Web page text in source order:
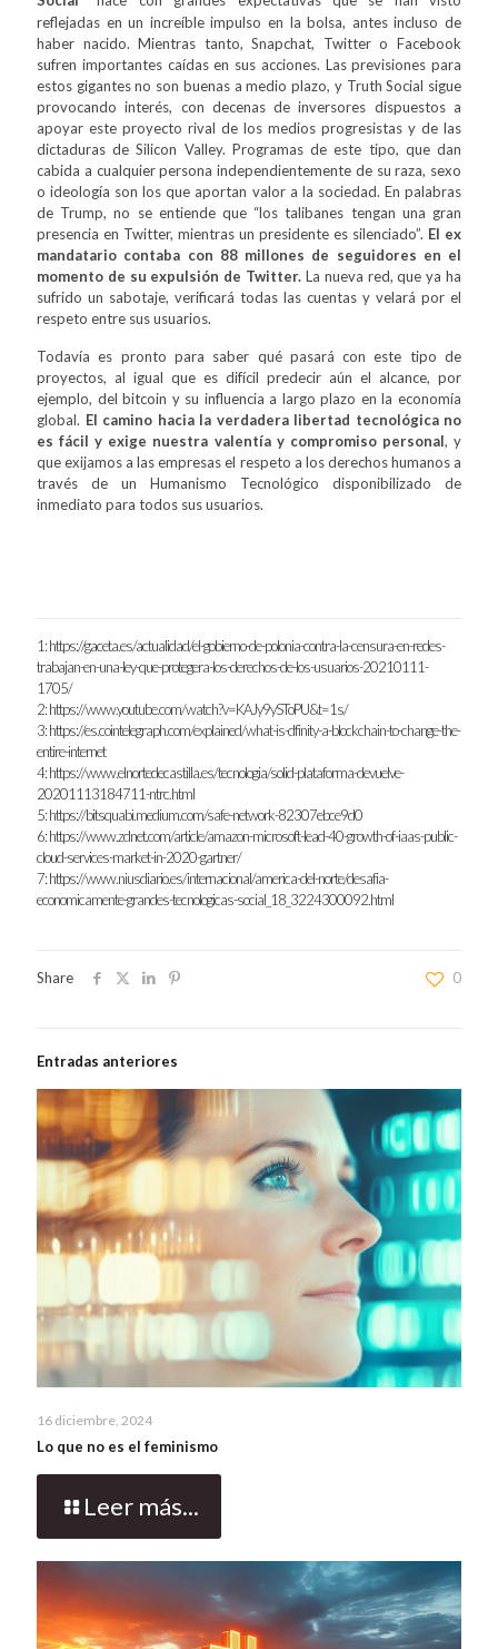
reflejadas en un increíble impulso en la bolsa, antes incluso de
haber nacido. Mientras tanto, Snapchat, Twitter o Facebook
sufren importantes caídas en sus acciones. Las previsiones para
estos gigantes no son buenas a medio plazo, y Truth Social sigue
provocando interés, con decenas de inversores dispuestos a
apoyar este proyecto rival de los medios progresistas y de las
dictaduras de Silicon Valley. Programas de este tipo, que dan
cabida a cualquier persona independientemente de su raza, sexo
o ideología son los que aportan valor a la sociedad. En palabras
de Trump, no se entiende que “los talibanes tengan una gran
presencia en Twitter, mientras un presidente es silenciado”. El ex
mandatario contaba con 88 millones de seguidores en el
momento de su expulsión de Twitter. La nueva red, que ya ha
sufrido un sabotaje, verificará todas las cuentas y velará por el
respeto entre sus usuarios.
Todavía es pronto para saber qué pasará con este tipo de
proyectos, al igual que es difícil predecir aún el alcance, por
ejemplo, del bitcoin y su influencia a largo plazo en la economía
global. El camino hacia la verdadera libertad tecnológica no
es fácil y exige nuestra valentía y compromiso personal, y
que exijamos a las empresas el respeto a los derechos humanos a
través de un Humanismo Tecnológico disponibilizado de
inmediato para todos sus usuarios.
1:https://gaceta.es/actualidad/el-gobierno-de-polonia-contra-la-censura-en-redes-
trabajan-en-una-ley-que-protegera-los-derechos-de-los-usuarios-20210111-
1705/
2:https://www.youtube.com/watch?v=KAJy9ySToPU&t=1s/
3:https://es.cointelegraph.com/explained/what-is-dfinity-a-blockchain-to-change-the-
entire-internet
4:https://www.elnortedecastilla.es/tecnologia/solid-plataforma-devuelve-
20201113184711-ntrc.html
5:https://bitsquabi.medium.com/safe-network-82307ebce9d0
6:https://www.zdnet.com/article/amazon-microsoft-lead-40-growth-of-iaas-public-
cloud-services-market-in-2020-gartner/
7:https://www.niusdiario.es/internacional/america-del-norte/desafia-
economicamente-grandes-tecnologicas-social_18_3224300092.html
Share 0
Entradas anteriores
16 diciembre, 2024
Lo que no es el feminismo
Leer más...